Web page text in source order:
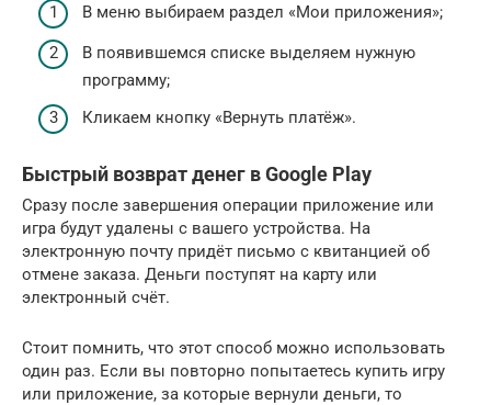
В меню выбираем раздел «Мои приложения»;
В появившемся списке выделяем нужную
программу;
Кликаем кнопку «Вернуть платёж».
Быстрый возврат денег в Google Play
Сразу после завершения операции приложение или
игра будут удалены с вашего устройства. На
электронную почту придёт письмо с квитанцией об
отмене заказа. Деньги поступят на карту или
электронный счёт.
Стоит помнить, что этот способ можно использовать
один раз. Если вы повторно попытаетесь купить игру
или приложение, за которые вернули деньги, то